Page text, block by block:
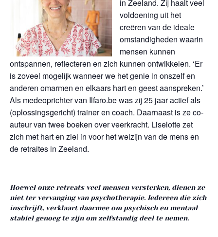
in Zeeland. Zij haalt veel
voldoening uit het
creëren van de ideale
omstandigheden waarin
mensen kunnen
ontspannen, reflecteren en zich kunnen ontwikkelen. ‘Er
is zoveel mogelijk wanneer we het genie in onszelf en
anderen omarmen en elkaars hart en geest aanspreken.’
Als medeoprichter van Ilfaro.be was zij 25 jaar actief als
(oplossingsgericht) trainer en coach. Daarnaast is ze co-
auteur van twee boeken over veerkracht. Liselotte zet
zich met hart en ziel in voor het welzijn van de mens en
de retraites in Zeeland.
Hoewel onze retreats veel mensen versterken, dienen ze
niet ter vervanging van psychotherapie. Iedereen die zich
inschrijft, verklaart daarmee om psychisch en mentaal
stabiel genoeg te zijn om zelfstandig deel te nemen.